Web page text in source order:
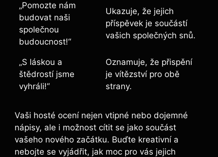
„Pomozte nám
budovat naši
společnou
budoucnost!“
Ukazuje, že jejich
příspěvek je součástí
vašich společných snů.
„S láskou a
štědrostí jsme
vyhráli!“
Oznamuje, že přispění
je vítězství pro obě
strany.
Vaši hosté ocení nejen vtipné nebo dojemné
nápisy, ale i možnost cítit se jako součást
vašeho nového začátku. Buďte kreativní a
nebojte se vyjádřit, jak moc pro vás jejich